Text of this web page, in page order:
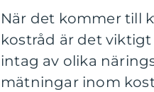
När det kommer till
kostråd är det
intag av olika
mätningar inom